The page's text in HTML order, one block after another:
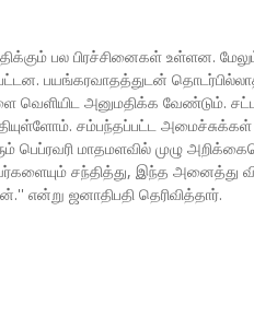
பல பிரச்சினைகள் உள்ளன.
பயங்கரவாதத்துடன் தொடர்பில்லாத
வெளியிட அனுமதிக்க வேண்டும்.
சம்பந்தப்பட்ட
பெப்ரவரி மாதமளவில் முழு
சந்தித்து, இந்த அனைத்து
என்று ஜனாதிபதி தெரிவித்தார்.